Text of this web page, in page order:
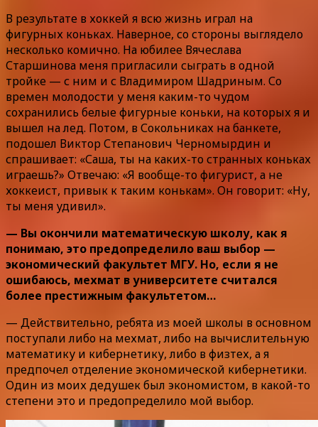
В результате в хоккей я всю жизнь играл на
фигурных коньках. Наверное, со стороны выглядело
несколько комично. На юбилее Вячеслава
Старшинова меня пригласили сыграть в одной
тройке — с ним и с Владимиром Шадриным. Со
времен молодости у меня каким-то чудом
сохранились белые фигурные коньки, на которых я и
вышел на лед. Потом, в Сокольниках на банкете,
подошел Виктор Степанович Черномырдин и
спрашивает: «Саша, ты на каких-то странных коньках
играешь?» Отвечаю: «Я вообще-то фигурист, а не
хоккеист, привык к таким конькам». Он говорит: «Ну,
ты меня удивил».
— Вы окончили математическую школу, как я
понимаю, это предопределило ваш выбор —
экономический факультет МГУ. Но, если я не
ошибаюсь, мехмат в университете считался
более престижным факультетом…
— Действительно, ребята из моей школы в основном
поступали либо на мехмат, либо на вычислительную
математику и кибернетику, либо в физтех, а я
предпочел отделение экономической кибернетики.
Один из моих дедушек был экономистом, в какой-то
степени это и предопределило мой выбор.